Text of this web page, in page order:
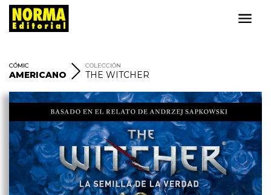
CÓMIC
AMERICANO
COLECCIÓN
THE WITCHER